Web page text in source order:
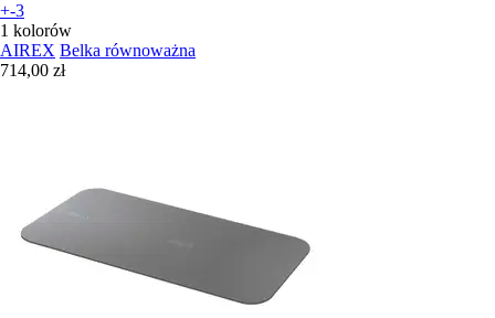
+-3
1 kolorów
AIREX Belka równoważna
714,00 zł